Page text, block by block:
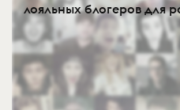
лояльных блогеров для